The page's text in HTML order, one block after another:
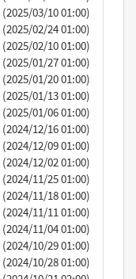
(2025/03/10 01:00)
(2025/02/24 01:00)
(2025/02/10 01:00)
(2025/01/27 01:00)
(2025/01/20 01:00)
(2025/01/13 01:00)
(2025/01/06 01:00)
(2024/12/16 01:00)
(2024/12/09 01:00)
(2024/12/02 01:00)
(2024/11/25 01:00)
(2024/11/18 01:00)
(2024/11/11 01:00)
(2024/11/04 01:00)
(2024/10/29 01:00)
(2024/10/28 01:00)